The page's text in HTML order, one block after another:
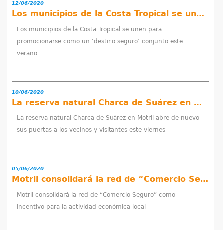
d12/06/2020
Los municipios de la Costa Tropical se unen para promocionarse como un ‘destino seguro’ conjunto este verano
Los municipios de la Costa Tropical se unen para
promocionarse como un ‘destino seguro’ conjunto este
verano
10/06/2020
La reserva natural Charca de Suárez en Motril abre de nuevo sus puertas a los vecinos y visitantes este viernes
La reserva natural Charca de Suárez en Motril abre de nuevo
sus puertas a los vecinos y visitantes este viernes
05/06/2020
Motril consolidará la red de “Comercio Seguro” como incentivo para la actividad económica local
Motril consolidará la red de “Comercio Seguro” como
incentivo para la actividad económica local